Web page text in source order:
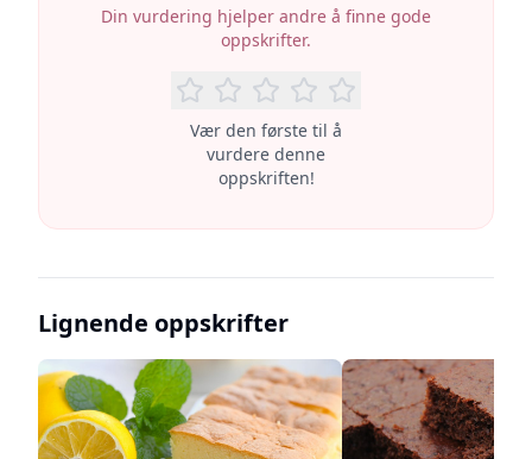
Din vurdering hjelper andre å finne gode
oppskrifter.
Vær den første til å
vurdere denne
oppskriften!
Lignende oppskrifter